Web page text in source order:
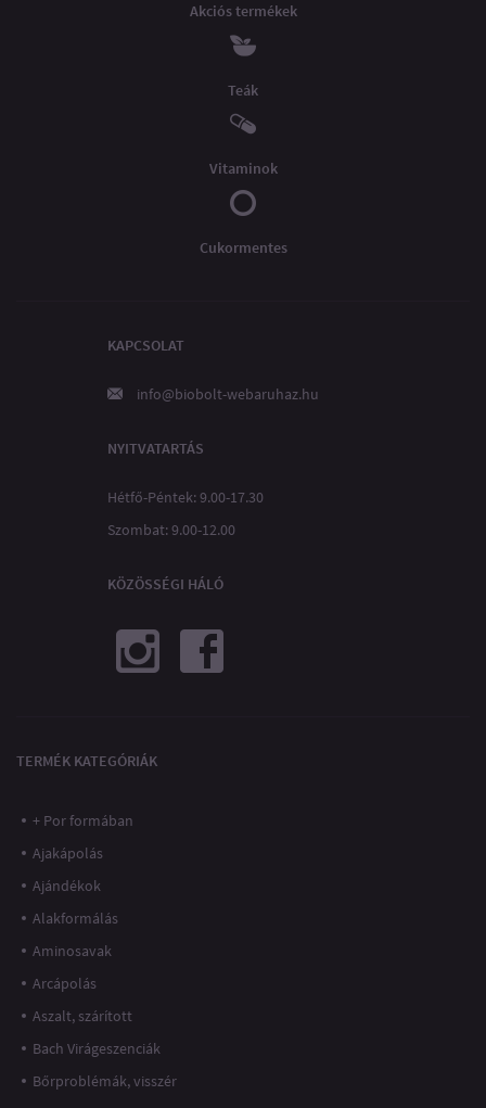
Akciós termékek
Teák
Vitaminok
Cukormentes
KAPCSOLAT
info@biobolt-webaruhaz.hu
NYITVATARTÁS
Hétfő-Péntek: 9.00-17.30
Szombat: 9.00-12.00
KÖZÖSSÉGI HÁLÓ
TERMÉK KATEGÓRIÁK
+ Por formában
Ajakápolás
Ajándékok
Alakformálás
Aminosavak
Arcápolás
Aszalt, szárított
Bach Virágeszenciák
Bőrproblémák, visszér